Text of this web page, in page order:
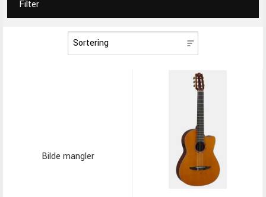
Filter
Bilde mangler